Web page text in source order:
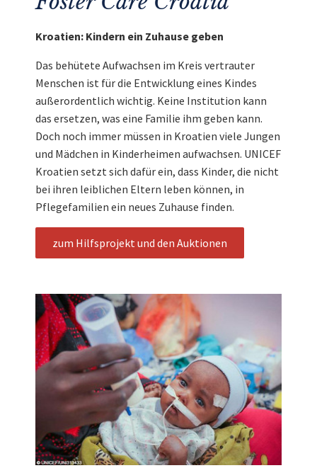
Kroatien: Kindern ein Zuhause geben
Das behütete Aufwachsen im Kreis vertrauter
Menschen ist für die Entwicklung eines Kindes
außerordentlich wichtig. Keine Institution kann
das ersetzen, was eine Familie ihm geben kann.
Doch noch immer müssen in Kroatien viele Jungen
und Mädchen in Kinderheimen aufwachsen. UNICEF
Kroatien setzt sich dafür ein, dass Kinder, die nicht
bei ihren leiblichen Eltern leben können, in
Pflegefamilien ein neues Zuhause finden.
zum Hilfsprojekt und den Auktionen